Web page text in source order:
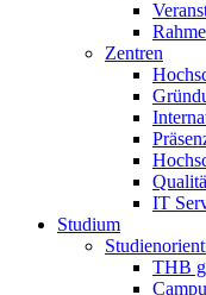
Zentren
IT
Studium
THB